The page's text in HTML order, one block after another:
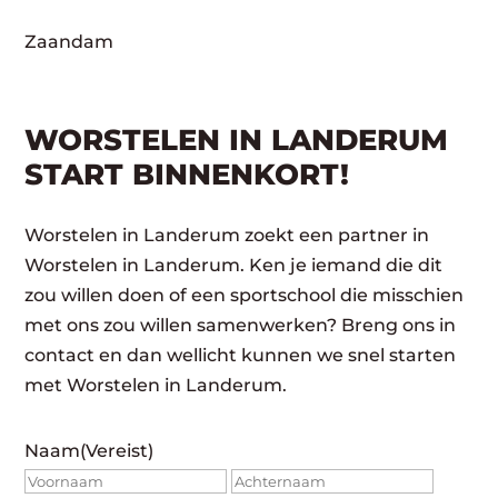
Zaandam
WORSTELEN IN LANDERUM
START BINNENKORT!
Worstelen in Landerum zoekt een partner in
Worstelen in Landerum. Ken je iemand die dit
zou willen doen of een sportschool die misschien
met ons zou willen samenwerken? Breng ons in
contact en dan wellicht kunnen we snel starten
met Worstelen in Landerum.
Naam(Vereist)
Voornaam